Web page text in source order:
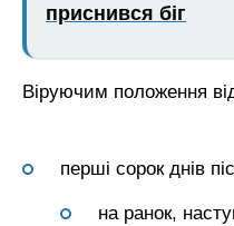
приснився біг
Віруючим положення
перші сорок днів
на ранок,